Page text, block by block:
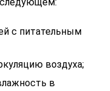
с питательным
воздуха;
в